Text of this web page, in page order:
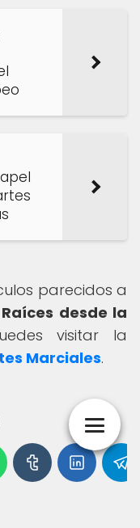
parecidos a
desde la
visitar la
Marciales.